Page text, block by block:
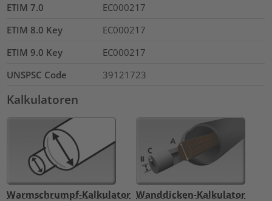
ETIM 7.0
EC000217
ETIM 8.0 Key
EC000217
ETIM 9.0 Key
EC000217
UNSPSC Code
39121723
Kalkulatoren
Warmschrumpf-Kalkulator Wanddicken-Kalkulator